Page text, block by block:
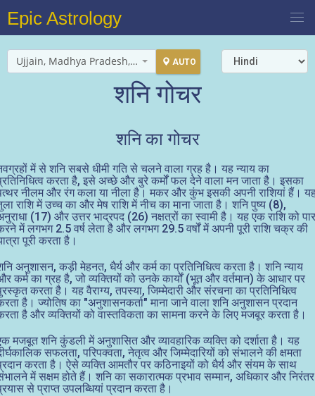
Epic Astrology
Ujjain, Madhya Pradesh, India AUTO
शनि गोचर
शनि का गोचर
में से शनि सबसे धीमी गति से चलने वाला ग्रह है। यह न्याय का
करता है, इसे अच्छे और बुरे कर्मों फल देने वाला मन जाता है। इसका
नीलम और रंग कला या नीला है। मकर और कुंभ इसकी अपनी राशियां हैं।
राशि में उच्च का और मेष राशि में नीच का माना जाता है। शनि पुष्य (8),
(17) और उत्तर भाद्रपद (26) नक्षत्रों का स्वामी है। यह एक राशि को पार
में लगभग 2.5 वर्ष लेता है और लगभग 29.5 वर्षों में अपनी पूरी राशि चक्र की
पूरी करता है।
अनुशासन, कड़ी मेहनत, धैर्य और कर्म का प्रतिनिधित्व करता है। शनि न्याय
कर्म का ग्रह है, जो व्यक्तियों को उनके कार्यों (भूत और वर्तमान) के आधार पर
करता है। यह वैराग्य, तपस्या, जिम्मेदारी और संरचना का प्रतिनिधित्व
है। ज्योतिष का "अनुशासनकर्ता" माना जाने वाला शनि अनुशासन प्रदान
है और व्यक्तियों को वास्तविकता का सामना करने के लिए मजबूर करता है।
मजबूत शनि कुंडली में अनुशासित और व्यावहारिक व्यक्ति को दर्शाता है। यह
सफलता, परिपक्वता, नेतृत्व और जिम्मेदारियों को संभालने की क्षमता
करता है। ऐसे व्यक्ति आमतौर पर कठिनाइयों को धैर्य और संयम के साथ
में सक्षम होते हैं। शनि का सकारात्मक प्रभाव सम्मान, अधिकार और निरंतर
से प्राप्त उपलब्धियां प्रदान करता है।